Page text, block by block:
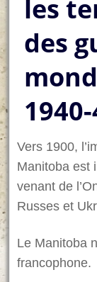
les
des
Vers 1900,
Manitoba est
venant de
Russes et
Le Manitoba
francophone.